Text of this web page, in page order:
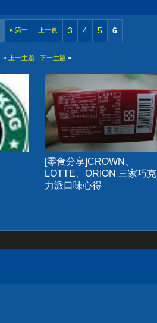
« 第一 上一頁 3 4 5 6
« 上一主題 | 下一主題 »
[零食分享]CROWN、
LOTTE、ORION 三家巧克
力派口味心得